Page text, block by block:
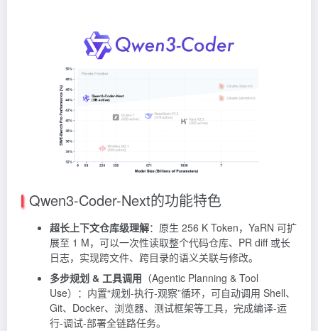
Qwen3-Coder-Next的功能特色
超长上下文仓库级理解：原生 256 K Token，YaRN 可扩
展至 1 M，可以一次性读取整个代码仓库、PR diff 或长
日志，实现跨文件、跨目录的语义关联与修改。
多步规划 & 工具调用 （Agentic Planning & Tool
Use）：内置“规划-执行-观察”循环，可自动调用 Shell、
Git、Docker、浏览器、测试框架等工具，完成编译-运
行-调试-部署全链路任务。